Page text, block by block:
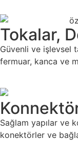
Tokalar,
Güvenli ve işlevsel
fermuar, kanca ve
Sağlam yapılar ve
konektörler ve